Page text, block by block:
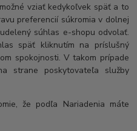
vziať kedykoľvek späť a to
preferencií súkromia v dolnej
súhlas e-shopu odvolať.
späť kliknutím na príslušný
spokojnosti. V takom prípade
strane poskytovateľa služby
že podľa Nariadenia máte